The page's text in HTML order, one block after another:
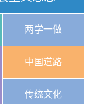
两学一做
中国道路
传统文化